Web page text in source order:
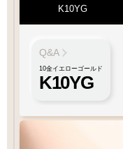
K10YG
Q&A
10金イエローゴールド
K10YG